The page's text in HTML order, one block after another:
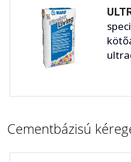
Cementbázisú